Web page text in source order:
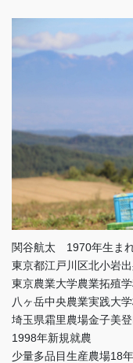
関谷航太 1970年生ま
東京都江戸川区北小岩
東京農業大学農業拓殖
八ヶ岳中央農業実践大
埼玉県霜里農場金子美
1998年新規就農
少量多品目生産農場18